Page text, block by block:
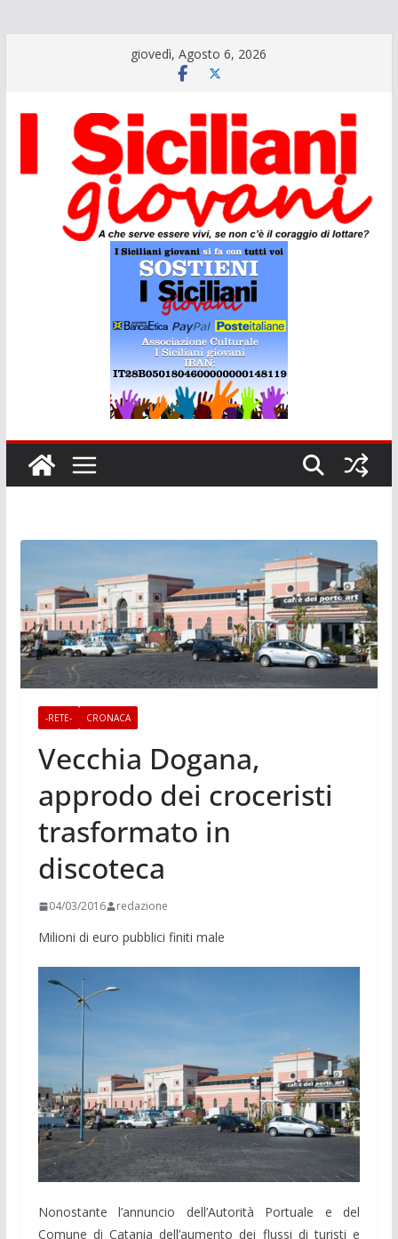
giovedì, Agosto 6, 2026
-RETE- CRONACA
Vecchia Dogana,
approdo dei croceristi
trasformato in
discoteca
04/03/2016 redazione
Milioni di euro pubblici finiti male
Nonostante l’annuncio dell’Autorità Portuale e del
Comune di Catania dell’aumento dei flussi di turisti e